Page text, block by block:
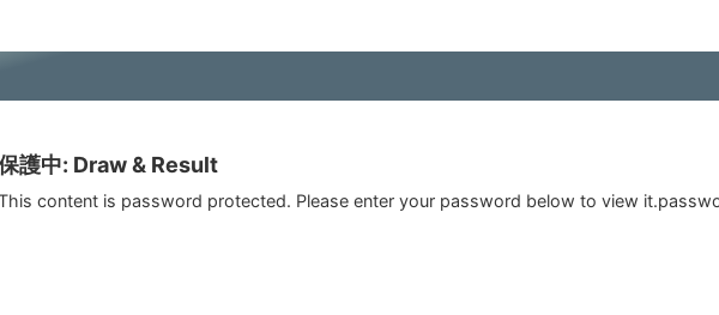
護中: Draw & Result
content is password protected. Please enter your password below to view